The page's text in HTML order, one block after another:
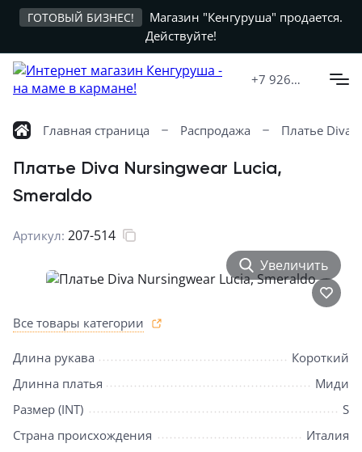
ГОТОВЫЙ БИЗНЕС!
Магазин "Кенгуруша" продается.
Действуйте!
+7 926
Главная страница Распродажа Платье Diva
Платье Diva Nursingwear Lucia,
Smeraldo
Артикул: 207-514
Увеличить
Все товары категории
Длина рукава
Короткий
Длинна платья
Миди
Размер (INT)
S
Страна происхождения
Италия